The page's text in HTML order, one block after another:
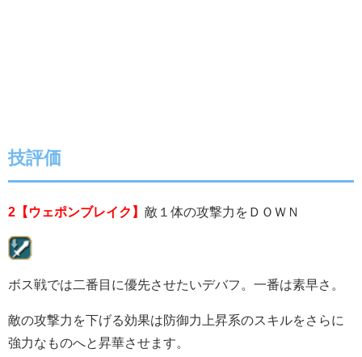
技評価
2【ウェポンブレイク】 敵１体の攻撃力をＤＯＷＮ
ボス戦では二番目に優先させたいデバフ。 一番は素早さ。
敵の攻撃力を下げる効果は防御力上昇系のスキルをさらに
強力なものへと昇華させます。